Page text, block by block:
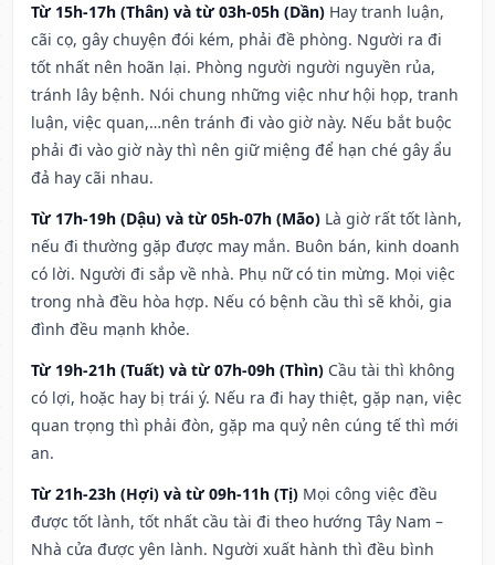
Từ 15h-17h (Thân) và từ 03h-05h (Dần) Hay tranh luận,
cãi cọ, gây chuyện đói kém, phải đề phòng. Người ra đi
tốt nhất nên hoãn lại. Phòng người người nguyền rủa,
tránh lây bệnh. Nói chung những việc như hội họp, tranh
luận, việc quan,…nên tránh đi vào giờ này. Nếu bắt buộc
phải đi vào giờ này thì nên giữ miệng để hạn ché gây ẩu
đả hay cãi nhau.
Từ 17h-19h (Dậu) và từ 05h-07h (Mão) Là giờ rất tốt lành,
nếu đi thường gặp được may mắn. Buôn bán, kinh doanh
có lời. Người đi sắp về nhà. Phụ nữ có tin mừng. Mọi việc
trong nhà đều hòa hợp. Nếu có bệnh cầu thì sẽ khỏi, gia
đình đều mạnh khỏe.
Từ 19h-21h (Tuất) và từ 07h-09h (Thìn) Cầu tài thì không
có lợi, hoặc hay bị trái ý. Nếu ra đi hay thiệt, gặp nạn, việc
quan trọng thì phải đòn, gặp ma quỷ nên cúng tế thì mới
an.
Từ 21h-23h (Hợi) và từ 09h-11h (Tị) Mọi công việc đều
được tốt lành, tốt nhất cầu tài đi theo hướng Tây Nam –
Nhà cửa được yên lành. Người xuất hành thì đều bình